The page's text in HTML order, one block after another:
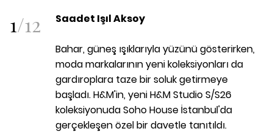
1/12 Saadet Işıl Aksoy
Bahar, güneş ışıklarıyla yüzünü gösterirken,
moda markalarının yeni koleksiyonları da
gardıroplara taze bir soluk getirmeye
başladı. H&M'in, yeni H&M Studio S/S26
koleksiyonuda Soho House İstanbul'da
gerçekleşen özel bir davetle tanıtıldı.